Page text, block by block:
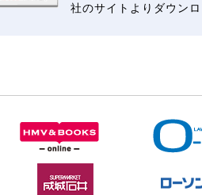
社のサイトよりダウン